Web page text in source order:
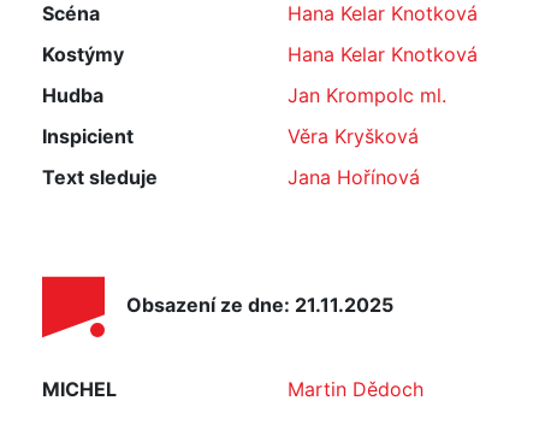
Scéna
Hana Kelar Knotková
Kostýmy
Hana Kelar Knotková
Hudba
Jan Krompolc ml.
Inspicient
Věra Kryšková
Text sleduje
Jana Hořínová
Obsazení ze dne: 21.11.2025
MICHEL Martin Dědoch